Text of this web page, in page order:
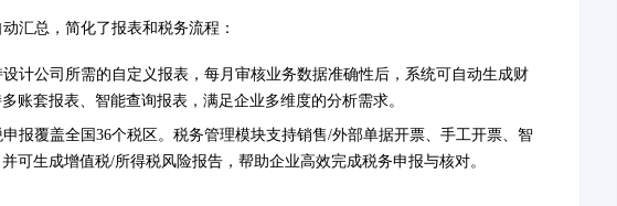
汇总，简化了报表和税务流程：
设计公司所需的自定义报表，每月审核业务数据准确性后，系统可自动生成财
账套报表、智能查询报表，满足企业多维度的分析需求。
申报覆盖全国36个税区。税务管理模块支持销售/外部单据开票、手工开票、智
可生成增值税/所得税风险报告，帮助企业高效完成税务申报与核对。